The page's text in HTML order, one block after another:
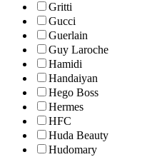
Gritti
Gucci
Guerlain
Guy Laroche
Hamidi
Handaiyan
Hego Boss
Hermes
HFC
Huda Beauty
Hudomary